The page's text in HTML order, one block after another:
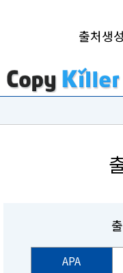
출처생
APA